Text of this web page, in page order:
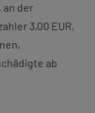
der
3,00 EUR,
ab